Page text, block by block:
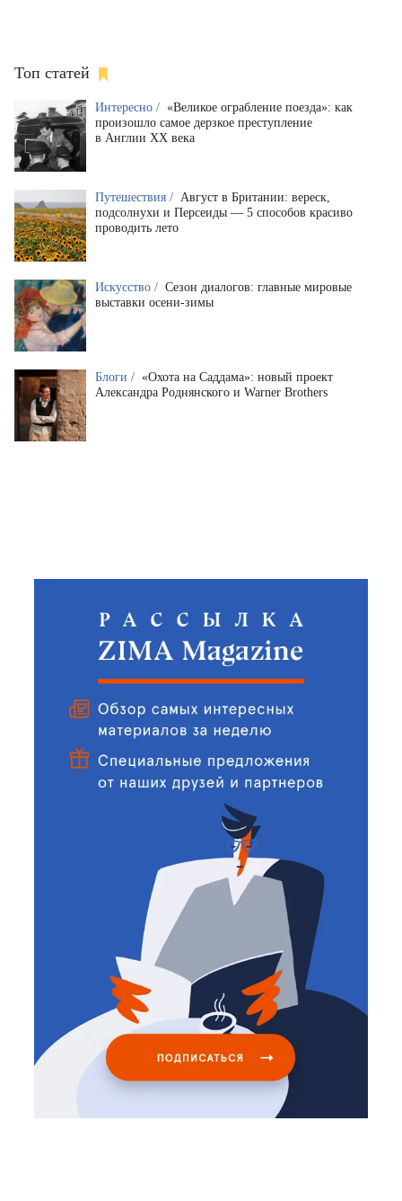
Топ статей
Интересно / «Великое ограбление поезда»: как
произошло самое дерзкое преступление
в Англии XX века
Путешествия / Август в Британии: вереск,
подсолнухи и Персеиды — 5 способов красиво
проводить лето
Искусство / Сезон диалогов: главные мировые
выставки осени-зимы
Блоги / «Охота на Саддама»: новый проект
Александра Роднянского и Warner Brothers